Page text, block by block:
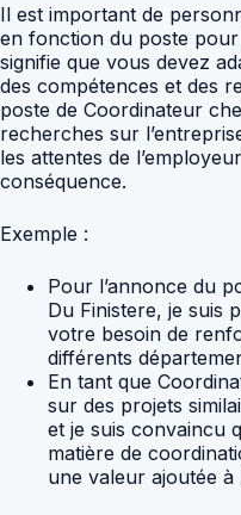
Il est important de
en fonction du poste
signifie que vous devez
des compétences et des
poste de Coordinateur
recherches sur
les attentes de
conséquence.
Exemple :
Pour l’annonce du
Du Finistere, je suis
votre besoin de
différents
En tant que
sur des projets
et je suis convaincu
matière de
une valeur ajoutée à